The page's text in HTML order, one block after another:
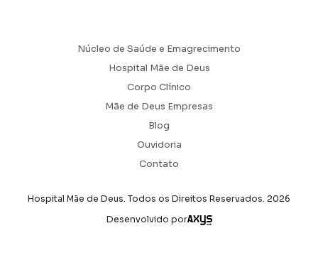
Núcleo de Saúde e Emagrecimento
Hospital Mãe de Deus
Corpo Clínico
Mãe de Deus Empresas
Blog
Ouvidoria
Contato
Hospital Mãe de Deus. Todos os Direitos Reservados. 2026
Desenvolvido por
Axysweb